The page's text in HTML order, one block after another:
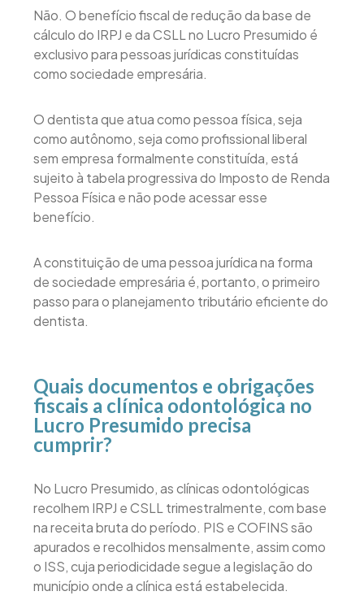
Não. O benefício fiscal de redução da base de
cálculo do IRPJ e da CSLL no Lucro Presumido é
exclusivo para pessoas jurídicas constituídas
como sociedade empresária.
O dentista que atua como pessoa física, seja
como autônomo, seja como profissional liberal
sem empresa formalmente constituída, está
sujeito à tabela progressiva do Imposto de Renda
Pessoa Física e não pode acessar esse
benefício.
A constituição de uma pessoa jurídica na forma
de sociedade empresária é, portanto, o primeiro
passo para o planejamento tributário eficiente do
dentista.
Quais documentos e obrigações
fiscais a clínica odontológica no
Lucro Presumido precisa
cumprir?
No Lucro Presumido, as clínicas odontológicas
recolhem IRPJ e CSLL trimestralmente, com base
na receita bruta do período. PIS e COFINS são
apurados e recolhidos mensalmente, assim como
o ISS, cuja periodicidade segue a legislação do
município onde a clínica está estabelecida.